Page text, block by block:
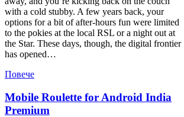
with a cold stubby. A few years back, your
options for a bit of after-hours fun were limited
to the pokies at the local RSL or a night out at
the Star. These days, though, the digital frontier
has opened…
Повече
Mobile Roulette for Android India
Premium